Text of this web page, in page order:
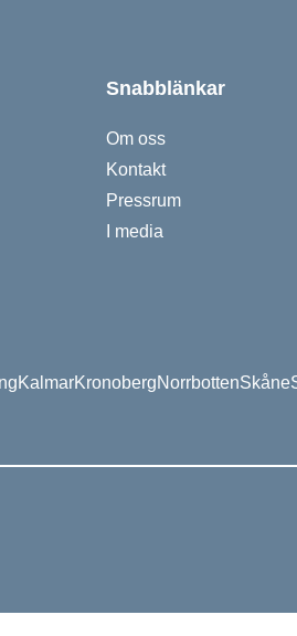
Snabblänkar
Om oss
Kontakt
Pressrum
I media
KalmarKronobergNorrbottenSkåne